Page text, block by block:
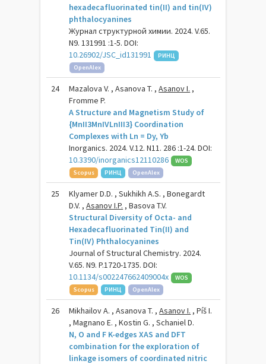
hexadecafluorinated tin(II) and tin(IV)
phthalocyanines
Журнал структурной химии. 2024. V.65.
N9. 131991 :1-5. DOI:
10.26902/JSC_id131991
РИНЦ
OpenAlex
24 Mazalova V. , Asanova T. ,Asanov I. ,
Fromme P.
A Structure and Magnetism Study of
{MnII3MnIVLnIII3} Coordination
Complexes with Ln = Dy, Yb
Inorganics. 2024. V.12. N11. 286 :1-24. DOI:
10.3390/inorganics12110286
WOS
Scopus
РИНЦ OpenAlex
25
Klyamer D.D. , Sukhikh A.S. , Bonegardt
D.V. ,Asanov I.P. , Basova T.V.
Structural Diversity of Octa- and
Hexadecafluorinated Tin(II) and
Tin(IV) Phthalocyanines
Journal of Structural Chemistry. 2024.
V.65. N9. P.1720-1735. DOI:
10.1134/s002247662409004x
WOS
Scopus
РИНЦ OpenAlex
26 Mikhailov A. , Asanova T. ,Asanov I. , Píš I.
, Magnano E. , Kostin G. , Schaniel D.
N, O and F K-edges XAS and DFT
combination for the exploration of
linkage isomers of coordinated nitric